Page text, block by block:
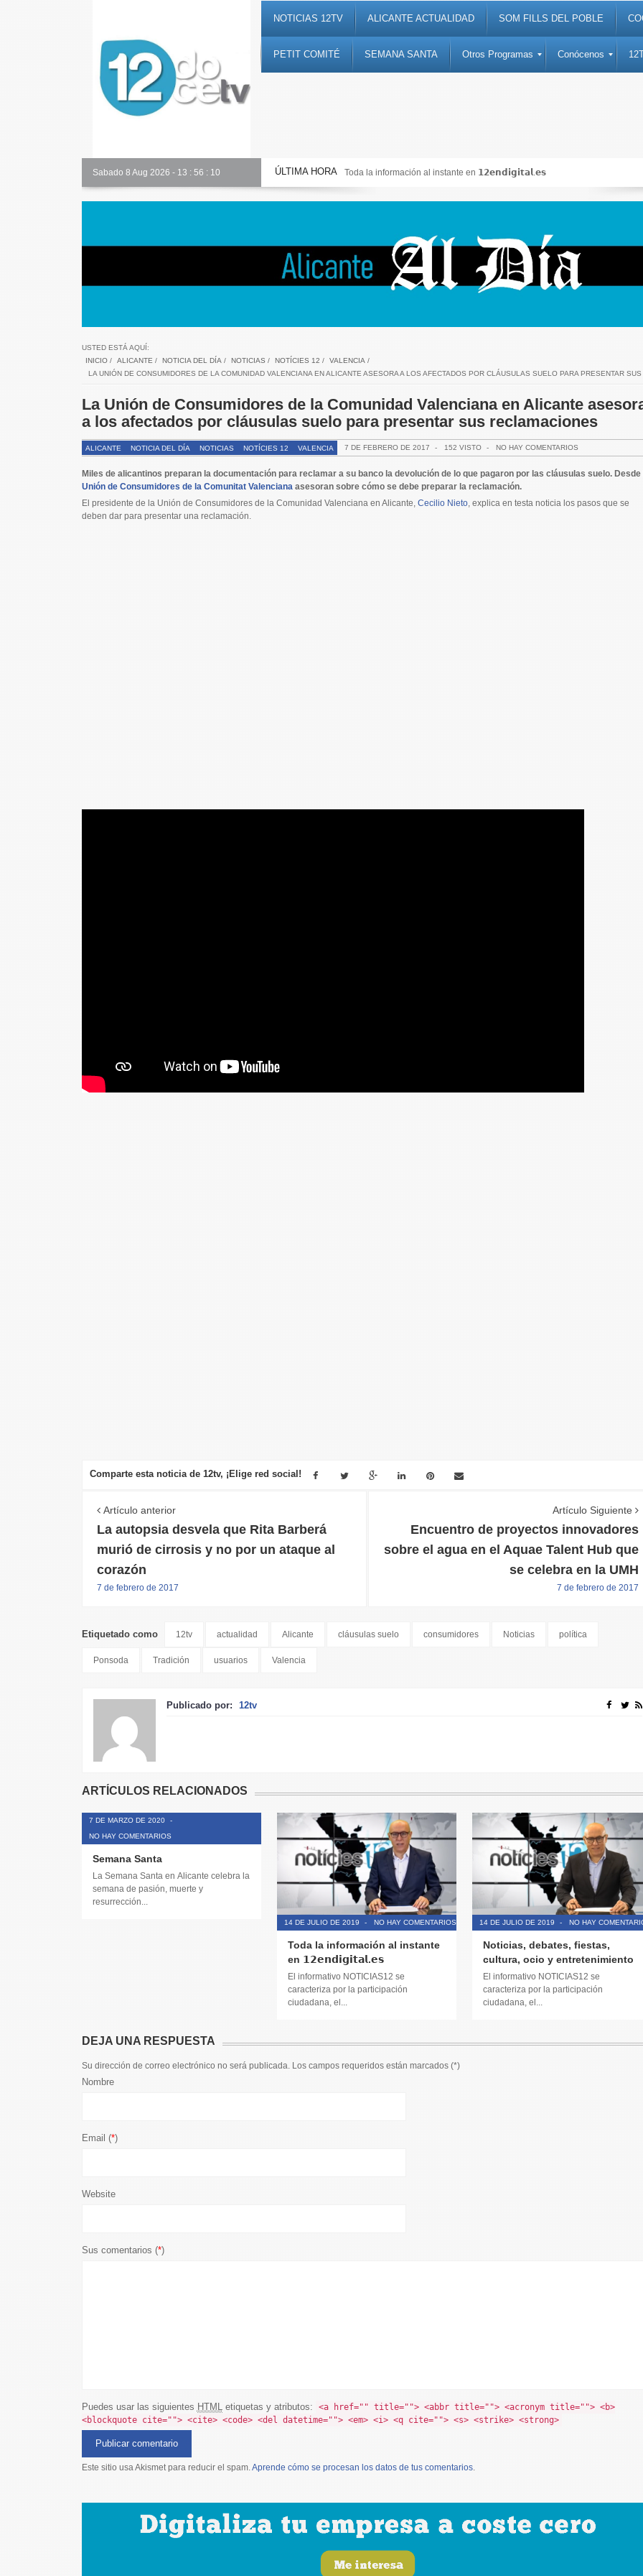
NOTICIAS 12TV ALICANTE ACTUALIDAD SOM FILLS DEL POBLE
PETIT COMITÉ SEMANA SANTA Otros Programas Conócenos
Sabado 8 Aug 2026 - 13 : 56 : 11 ÚLTIMA HORA
Alicante Actualidad Toda la información al instante en 𝟭𝟮𝗲𝗻𝗱𝗶𝗴𝗶𝘁𝗮𝗹.𝗲𝘀
USTED ESTÁ AQUÍ:
INICIO/ ALICANTE / NOTICIA DEL DÍA / NOTICIAS / NOTÍCIES 12 / VALENCIA /
LA UNIÓN DE CONSUMIDORES DE LA COMUNIDAD VALENCIANA EN ALICANTE ASESORA A LOS AFECTADOS POR CLÁUSULAS SUELO PARA PRESENTAR
La Unión de Consumidores de la Comunidad Valenciana en Alicante
a los afectados por cláusulas suelo para presentar sus reclamaciones
ALICANTE NOTICIA DEL DÍA NOTICIAS NOTÍCIES 12 VALENCIA 7 DE FEBRERO DE 2017 - 152 VISTO - NO HAY COMENTARIOS
Miles de alicantinos preparan la documentación para reclamar a su banco la devolución de lo que pagaron por las cláusulas suelo. Desde
Unión de Consumidores de la Comunitat Valenciana asesoran sobre cómo se debe preparar la reclamación.
El presidente de la Unión de Consumidores de la Comunidad Valenciana en Alicante, Cecilio Nieto, explica en testa noticia los pasos que se
deben dar para presentar una reclamación.
Comparte esta noticia de 12tv, ¡Elige red social!
Artículo anterior
La autopsia desvela que Rita Barberá
murió de cirrosis y no por un ataque al
corazón
7 de febrero de 2017
Artículo Siguiente
Encuentro de proyectos innovadores
sobre el agua en el Aquae Talent Hub que
se celebra en la UMH
7 de febrero de 2017
Etiquetado como 12tv actualidad Alicante cláusulas suelo consumidores Noticias política
Ponsoda Tradición usuarios Valencia
Publicado por: 12tv
ARTÍCULOS RELACIONADOS
7 DE MARZO DE 2020
-
NO HAY COMENTARIOS
Semana Santa
La Semana Santa en Alicante celebra la
semana de pasión, muerte y
resurrección...
14 DE JULIO DE 2019 - NO HAY COMENTARIOS
Toda la información al instante
en 𝟭𝟮𝗲𝗻𝗱𝗶𝗴𝗶𝘁𝗮𝗹.𝗲𝘀
El informativo NOTICIAS12 se
caracteriza por la participación
ciudadana, el...
14 DE JULIO DE 2019 - NO HAY
Noticias, debates, fiestas,
cultura, ocio y entretenimiento
El informativo NOTICIAS12 se
caracteriza por la participación
ciudadana, el...
DEJA UNA RESPUESTA
Su dirección de correo electrónico no será publicada. Los campos requeridos están marcados (*)
Nombre
Email (*)
Website
Sus comentarios (*)
Puedes usar las siguientes HTMLetiquetas y atributos:
<a href="" title=""> <abbr title=""> <acronym title=""> <b>
<blockquote cite=""> <cite> <code> <del datetime=""> <em> <i> <q cite=""> <s> <strike> <strong>
Este sitio usa Akismet para reducir el spam.Aprende cómo se procesan los datos de tus comentarios.